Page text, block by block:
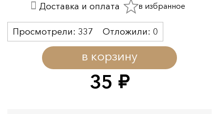
35 руб.
в корзину
Просмотрели: 337 Отложили: 0
Доставка и оплата в избранное